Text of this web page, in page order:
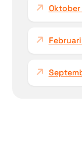
Oktober